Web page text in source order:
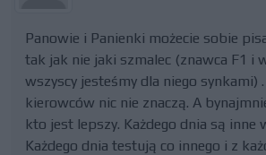
Panowie i Panienki możecie sobie
tak jak nie jaki szmalec (znawca F1 i
wszyscy jesteśmy dla niego synkami) .
kierowców nic nie znaczą. A
kto jest lepszy. Każdego dnia są inne
Każdego dnia testują co innego i z